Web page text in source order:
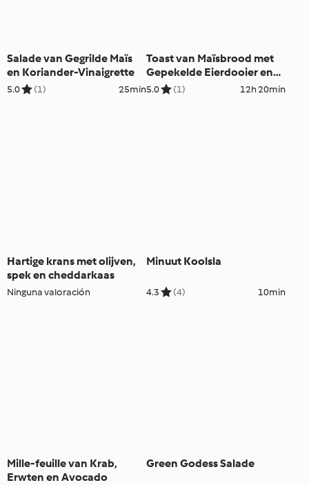
Salade van Gegrilde Maïs
en Koriander-Vinaigrette
5.0 (1) 25min
Toast van Maïsbrood met
Gepekelde Eierdooier en
Hollandaise Saus
5.0 (1) 12h 20min
Hartige krans met olijven,
spek en cheddarkaas
Ninguna valoración
Minuut Koolsla
4.3 (4) 10min
Mille-feuille van Krab,
Erwten en Avocado
Green Godess Salade